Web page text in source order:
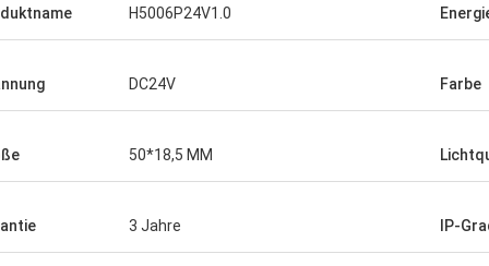
sehr hoch, weil
Ihre
Firma aufbauen
H5006P24V1.0
DC24V Farbe
50*18,5 MM
3 Jahre IP-